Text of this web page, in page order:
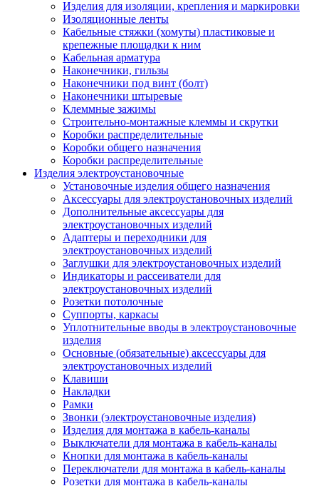
Изделия для изоляции, крепления и маркировки
Изоляционные ленты
Кабельные стяжки (хомуты) пластиковые и
крепежные площадки к ним
Кабельная арматура
Наконечники, гильзы
Наконечники под винт (болт)
Наконечники штыревые
Клеммные зажимы
Строительно-монтажные клеммы и скрутки
Коробки распределительные
Коробки общего назначения
Коробки распределительные
Изделия электроустановочные
Установочные изделия общего назначения
Аксессуары для электроустановочных изделий
Дополнительные аксессуары для
электроустановочных изделий
Адаптеры и переходники для
электроустановочных изделий
Заглушки для электроустановочных изделий
Индикаторы и рассеиватели для
электроустановочных изделий
Розетки потолочные
Суппорты, каркасы
Уплотнительные вводы в электроустановочные
изделия
Основные (обязательные) аксессуары для
электроустановочных изделий
Клавиши
Накладки
Рамки
Звонки (электроустановочные изделия)
Изделия для монтажа в кабель-каналы
Выключатели для монтажа в кабель-каналы
Кнопки для монтажа в кабель-каналы
Переключатели для монтажа в кабель-каналы
Розетки для монтажа в кабель-каналы